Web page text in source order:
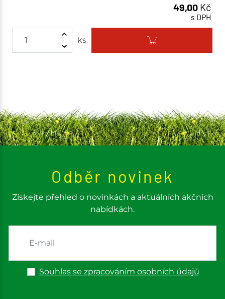
49,00 Kč
s DPH
ks
Odběr novinek
Získejte přehled o novinkách a aktuálních akčních
nabídkách.
Souhlas se zpracováním osobních údajů